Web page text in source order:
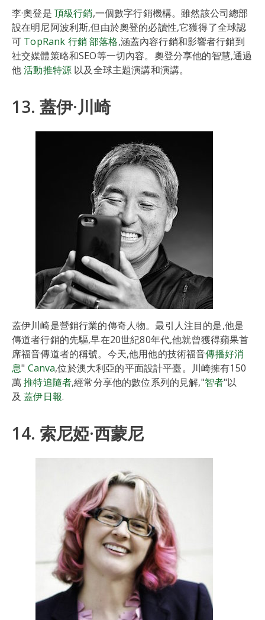
李·奧登是 頂級行銷,一個數字行銷機構。雖然該公司總部
設在明尼阿波利斯,但由於奧登的必讀性,它獲得了全球認
可 TopRank 行銷 部落格,涵蓋內容行銷和影響者行銷到
社交媒體策略和SEO等一切內容。奧登分享他的智慧,通過
他活動推特源 以及全球主題演講和演講。
13. 蓋伊·川崎
蓋伊川崎是營銷行業的傳奇人物。最引人注目的是,他是
傳道者行銷的先驅,早在20世紀80年代,他就曾獲得蘋果首
席福音傳道者的稱號。今天,他用他的技術福音傳播好消
息" Canva,位於澳大利亞的平面設計平臺。川崎擁有150
萬推特追隨者,經常分享他的數位系列的見解,"智者"以
及蓋伊日報.
14. 索尼婭·西蒙尼